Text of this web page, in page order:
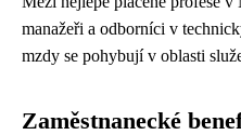
manažeři a odborníci v
mzdy se pohybují v oblasti
Zaměstnanecké